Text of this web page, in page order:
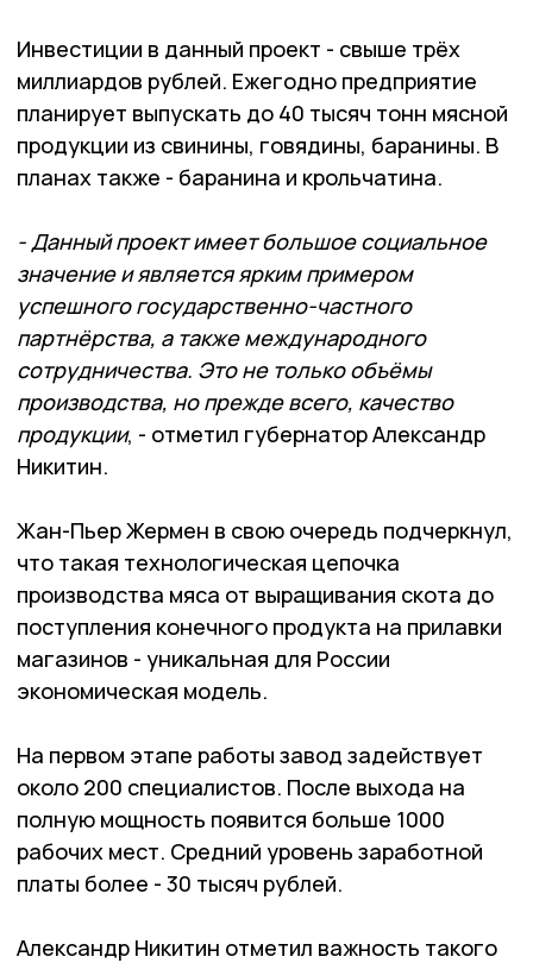
Инвестиции в данный проект - свыше трёх
миллиардов рублей. Ежегодно предприятие
планирует выпускать до 40 тысяч тонн мясной
продукции из свинины, говядины, баранины. В
планах также - баранина и крольчатина.
- Данный проект имеет большое социальное
значение и является ярким примером
успешного государственно-частного
партнёрства, а также международного
сотрудничества. Это не только объёмы
производства, но прежде всего, качество
продукции, - отметил губернатор Александр
Никитин.
Жан-Пьер Жермен в свою очередь подчеркнул,
что такая технологическая цепочка
производства мяса от выращивания скота до
поступления конечного продукта на прилавки
магазинов - уникальная для России
экономическая модель.
На первом этапе работы завод задействует
около 200 специалистов. После выхода на
полную мощность появится больше 1000
рабочих мест. Средний уровень заработной
платы более - 30 тысяч рублей.
Александр Никитин отметил важность такого